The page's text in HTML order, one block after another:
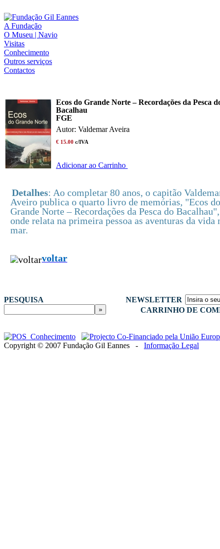
A Fundação
O Museu | Navio
Visitas
Conhecimento
Outros serviços
Contactos
Ecos do Grande Norte – Recordações da Pesca
Bacalhau
FGE
Autor: Valdemar Aveira
€ 15.00 c/IVA
Adicionar ao Carrinho
Detalhes: Ao completar 80 anos, o capitão
Aveiro publica o quarto livro de memórias, "Ecos do
Grande Norte – Recordações da Pesca do Bacalhau",
onde relata na primeira pessoa as aventuras da vida
mar.
voltar
PESQUISA
NEWSLETTER
CARRINHO DE
Copyright © 2007 Fundação Gil Eannes - Informação Legal